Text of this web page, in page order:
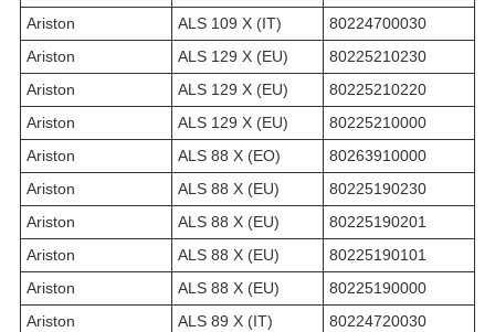
Ariston
ALS 109 X (IT)
80224700030
Ariston
ALS 129 X (EU)
80225210230
Ariston
ALS 129 X (EU)
80225210220
Ariston
ALS 129 X (EU)
80225210000
Ariston
ALS 88 X (EO)
80263910000
Ariston
ALS 88 X (EU)
80225190230
Ariston
ALS 88 X (EU)
80225190201
Ariston
ALS 88 X (EU)
80225190101
Ariston
ALS 88 X (EU)
80225190000
Ariston
ALS 89 X (IT)
80224720030